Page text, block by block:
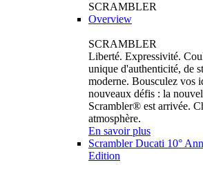
SCRAMBLER
Overview
SCRAMBLER
Liberté. Expressivité.
unique d'authenticité, de
moderne. Bousculez vos
nouveaux défis : la
Scrambler® est arrivée.
atmosphère.
En savoir plus
Scrambler Ducati 10°
Edition